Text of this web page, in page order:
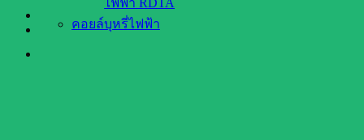
ไฟฟ้า RDTA
คอยล์บุหรี่ไฟฟ้า